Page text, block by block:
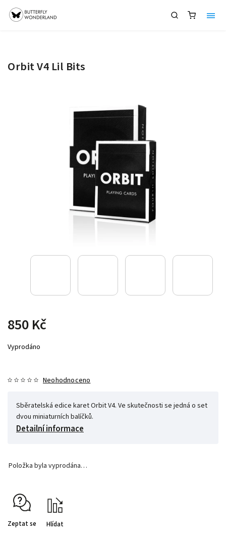
Orbit V4 Lil Bits
850 Kč
Vyprodáno
Neohodnoceno
Sběratelská edice karet Orbit V4. Ve skutečnosti se jedná o set
dvou miniaturních balíčků.
Detailní informace
Položka byla vyprodána…
Zeptat se Hlídat